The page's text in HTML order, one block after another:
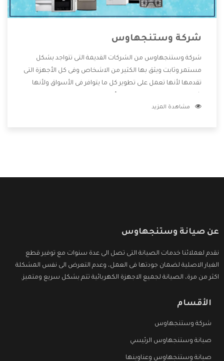
شركة وستنجهاوس
شركة وستنجهاوس من الشركات القديمة التى تتواجد بشكل
مستمر وثابت ويثق بها الكثير من الاشخاص وفى كل الأجهزة التى
تقدمها لأنها تعمل على تطوير كل ما يتوافر فى الأسواق ولأنها
المنتجات وتقدم للعملاء أقوى العروض والخصومات التى تسهل
مشاهدة المزيد
عن صيانة وستنجهاوس
نقدم لعملائنا خدمات الصيانة التى تصل الى عدة سنوات مع توفير قطع
الغيار الاصلية لضمان جودتها فى العمل، وعدم التعرض الى نفس المشكلة
اكثر من مرة، الصيانة لجميع الاجهزة الكهربائية تتم بشكل سريع ومتميز.
الأقسام
شركة وستنجهاوس
صيانة وستنجهاوس الرئيسي
صيانة وستنجهاوس وعناوينها